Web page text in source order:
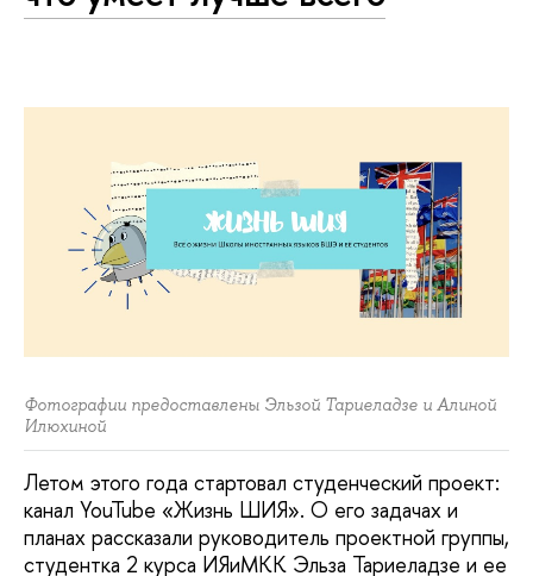
Фотографии предоставлены Эльзой Тариеладзе и Алиной
Илюхиной
Летом этого года стартовал студенческий проект:
канал YouTube «Жизнь ШИЯ». О его задачах и
планах рассказали руководитель проектной группы,
студентка 2 курса ИЯиМКК Эльза Тариеладзе и ее